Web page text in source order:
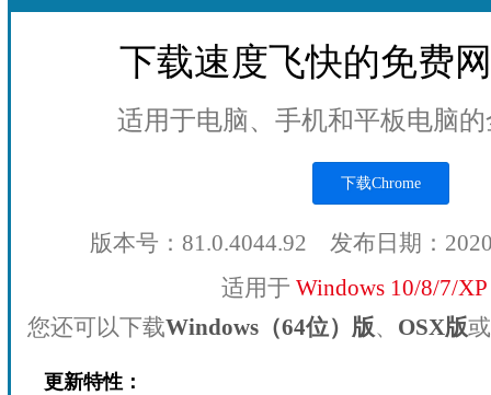
下载速度飞快的免费
适用于电脑、手机和平板电脑
下载Chrome
版本号：81.0.4044.92 发布日期：
适用于 Windows 10/8/7/
您还可以下载Windows（64位）版、 OSX版或
更新特性：